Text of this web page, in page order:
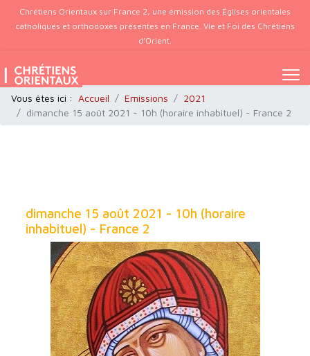
Chrétiens Orientaux sur France 2, une émission des Églises orientales
catholiques et orthodoxes présentes en France. Vie et Foi des Chrétiens
d’Orient.
Vous êtes ici : Accueil Emissions
2021
dimanche 15 août 2021 - 10h (horaire inhabituel) - France 2
dimanche 15 août 2021 - 10h (horaire
inhabituel) - France 2